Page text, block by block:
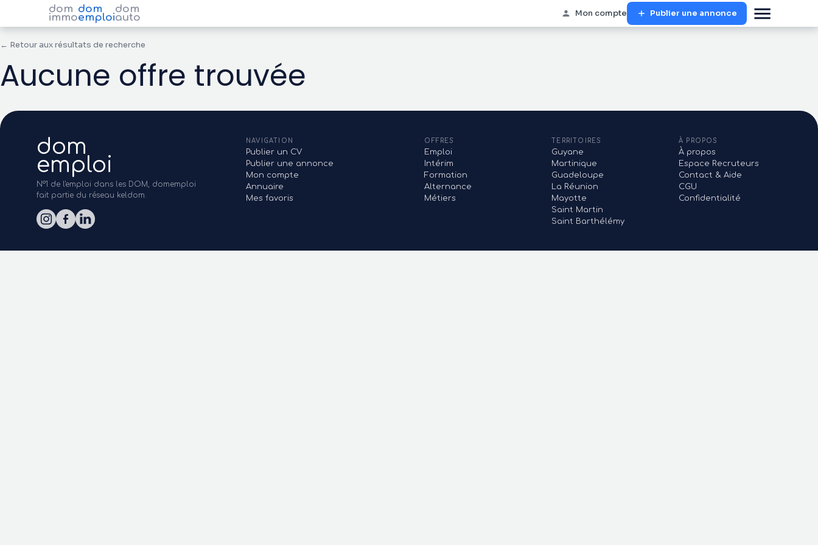
dom
immo
dom
emploi
dom
auto Mon compte Publier une annonce
← Retour aux résultats de recherche
Aucune offre trouvée
dom
emploi
N°1 de l'emploi dans les DOM, domemploi
fait partie du réseau keldom.
NAVIGATION
Publier un CV
Publier une annonce
Mon compte
Annuaire
Mes favoris
OFFRES
Emploi
Intérim
Formation
Alternance
Métiers
TERRITOIRES
Guyane
Martinique
Guadeloupe
La Réunion
Mayotte
Saint Martin
Saint Barthélémy
À PROPOS
À propos
Espace Recruteurs
Contact & Aide
CGU
Confidentialité